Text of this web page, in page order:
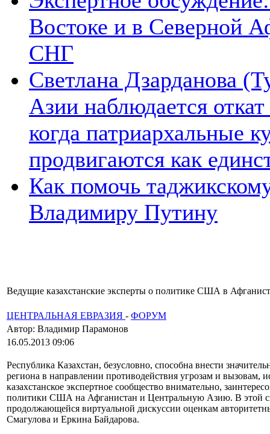
Востоке и в Северной
СНГ
Светлана Дзарданова
Азии наблюдается
когда патриархальные
продвигаются как
Как помочь
Владимиру Путину
Ведущие казахстанские эксперты о политике США в
ЦЕНТРАЛЬНАЯ ЕВРАЗИЯ - ФОРУМ
Автор: Владимир Парамонов
16.05.2013 09:06
Республика Казахстан, безусловно, способна внести
региона в направлении противодействия угрозам и
казахстанское экспертное сообщество внимательно,
политики США на Афганистан и Центральную Азию. В этой
продолжающейся виртуальной дискуссии оценкам
Смагулова и Еркина Байдарова.